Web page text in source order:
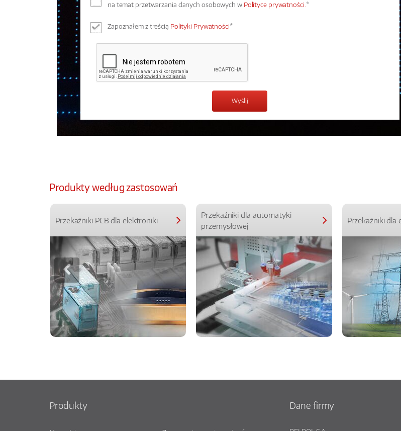
na temat przetwarzania danych osobowych w Polityce prywatności.*
Zapoznałem z treścią Polityki Prywatności*
Produkty według zastosowań
Przekaźniki PCB dla elektroniki
Przekaźniki dla automatyki
przemysłowej
Przekaźniki dla
Produkty Dane firmy